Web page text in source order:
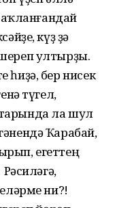
аҡланғандай
күҙ ҙә
ултырҙы.
һиҙә, бер нисек
түгел,
ла шул
Ҡарабай,
егеттең
ни?!